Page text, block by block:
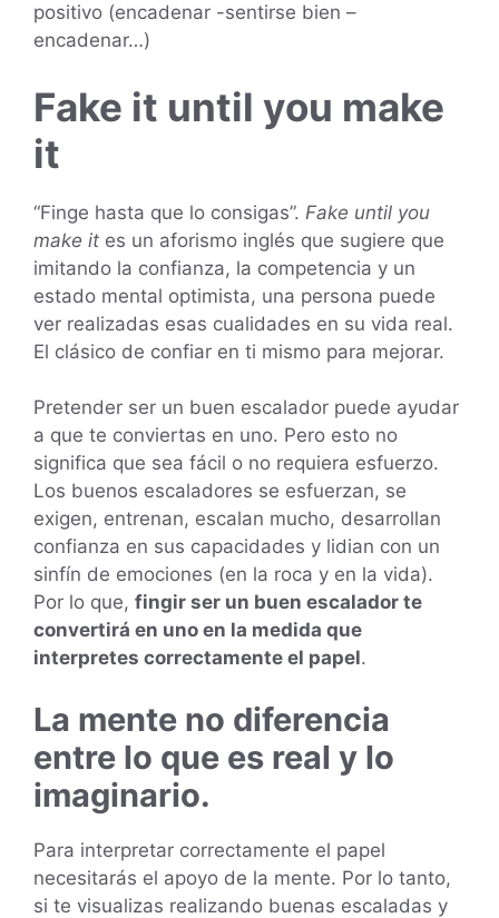
positivo (encadenar -sentirse bien –
encadenar…)
Fake it until you make
it
“Finge hasta que lo consigas”. Fake until you
make it es un aforismo inglés que sugiere que
imitando la confianza, la competencia y un
estado mental optimista, una persona puede
ver realizadas esas cualidades en su vida real.
El clásico de confiar en ti mismo para mejorar.
Pretender ser un buen escalador puede ayudar
a que te conviertas en uno. Pero esto no
significa que sea fácil o no requiera esfuerzo.
Los buenos escaladores se esfuerzan, se
exigen, entrenan, escalan mucho, desarrollan
confianza en sus capacidades y lidian con un
sinfín de emociones (en la roca y en la vida).
Por lo que, fingir ser un buen escalador te
convertirá en uno en la medida que
interpretes correctamente el papel.
La mente no diferencia
entre lo que es real y lo
imaginario.
Para interpretar correctamente el papel
necesitarás el apoyo de la mente. Por lo tanto,
si te visualizas realizando buenas escaladas y